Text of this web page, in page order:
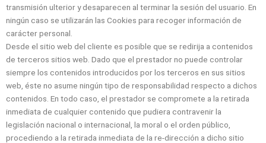
transmisión ulterior y desaparecen al terminar la sesión del usuario. En
ningún caso se utilizarán las Cookies para recoger información de
carácter personal.
Desde el sitio web del cliente es posible que se redirija a contenidos
de terceros sitios web. Dado que el prestador no puede controlar
siempre los contenidos introducidos por los terceros en sus sitios
web, éste no asume ningún tipo de responsabilidad respecto a dichos
contenidos. En todo caso, el prestador se compromete a la retirada
inmediata de cualquier contenido que pudiera contravenir la
legislación nacional o internacional, la moral o el orden público,
procediendo a la retirada inmediata de la re-dirección a dicho sitio